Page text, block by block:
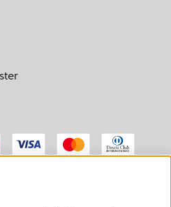
avtal inom den lagstadgade